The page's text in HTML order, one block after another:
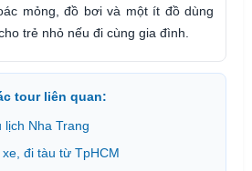
mỏng, đồ bơi và một ít đồ dùng
trẻ nhỏ nếu đi cùng gia đình.
tour liên quan:
lịch Nha Trang
đi tàu từ TpHCM